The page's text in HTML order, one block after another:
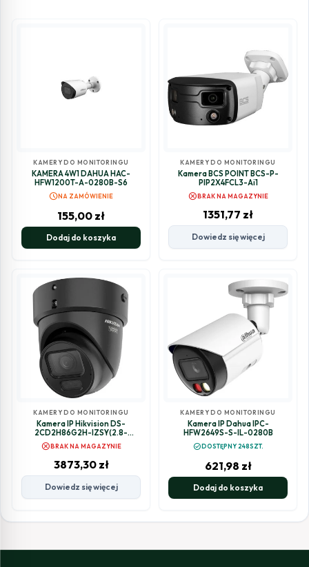
KAMERY DO MONITORINGU
KAMERA 4W1 DAHUA HAC-
HFW1200T-A-0280B-S6
scheduleNA ZAMÓWIENIE
155,00 zł
Dodaj do koszyka
KAMERY DO MONITORINGU
Kamera BCS POINT BCS-P-
PIP2X4FCL3-Ai1
cancelBRAK NA MAGAZYNIE
1351,77 zł
Dowiedz się więcej
KAMERY DO MONITORINGU
Kamera IP Hikvision DS-
2CD2H86G2H-IZSY(2.8-
12mm)eFBLACK
cancelBRAK NA MAGAZYNIE
3873,30 zł
Dowiedz się więcej
KAMERY DO MONITORINGU
Kamera IP Dahua IPC-
HFW2649S-S-IL-0280B
check_circleDOSTĘPNY 248SZT.
621,98 zł
Dodaj do koszyka